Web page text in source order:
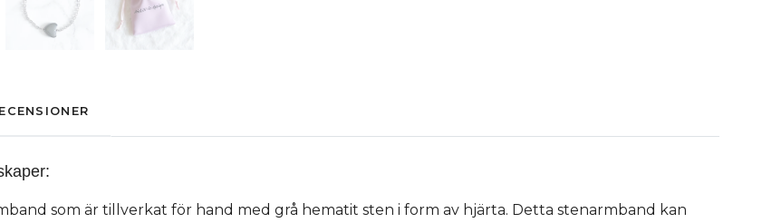
som är tillverkat för hand med grå hematit sten i form av hjärta. Detta stenarmband kan